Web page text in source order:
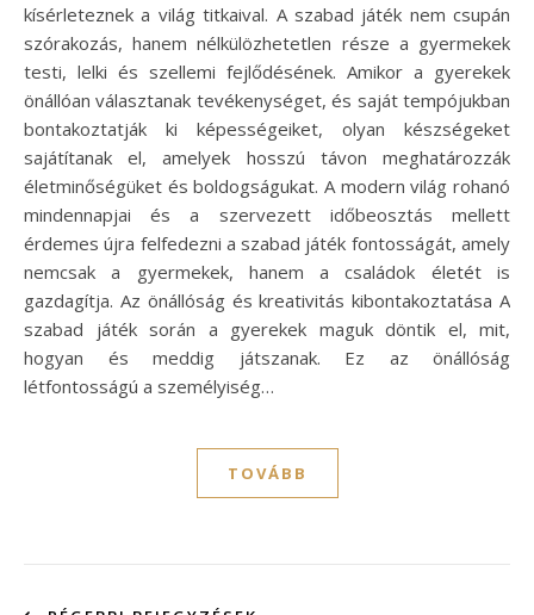
kísérleteznek a világ titkaival. A szabad játék nem csupán
szórakozás, hanem nélkülözhetetlen része a gyermekek
testi, lelki és szellemi fejlődésének. Amikor a gyerekek
önállóan választanak tevékenységet, és saját tempójukban
bontakoztatják ki képességeiket, olyan készségeket
sajátítanak el, amelyek hosszú távon meghatározzák
életminőségüket és boldogságukat. A modern világ rohanó
mindennapjai és a szervezett időbeosztás mellett
érdemes újra felfedezni a szabad játék fontosságát, amely
nemcsak a gyermekek, hanem a családok életét is
gazdagítja. Az önállóság és kreativitás kibontakoztatása A
szabad játék során a gyerekek maguk döntik el, mit,
hogyan és meddig játszanak. Ez az önállóság
létfontosságú a személyiség…
TOVÁBB